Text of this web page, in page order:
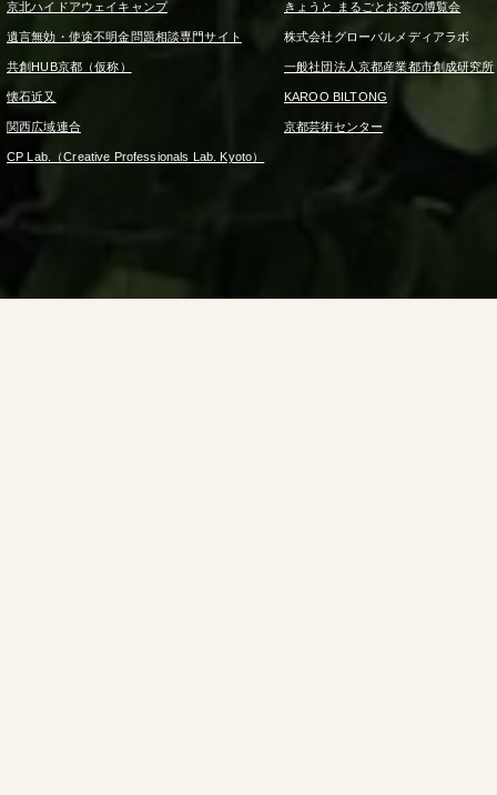
京北ハイドアウェイキャンプ きょうと まるごとお茶の博覧会
遺言無効・使途不明金問題相談専門サイト 株式会社グローバルメディアラボ
共創HUB京都（仮称） 一般社団法人京都産業都市創成研究所
懐石近又 KAROO BILTONG
関西広域連合 京都芸術センター
CP Lab.（Creative Professionals Lab. Kyoto）